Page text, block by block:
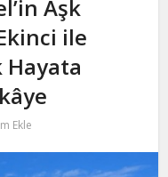
Aşk
ile
Hayata
Ekle